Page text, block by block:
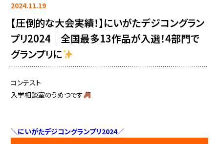
2024.11.19
【圧倒的な大会実績！】にいがたデジコングラン
プリ2024｜全国最多13作品が入選！4部門で
グランプリに
コンテスト
入学相談室のうめつです
＼にいがたデジコングランプリ2024／